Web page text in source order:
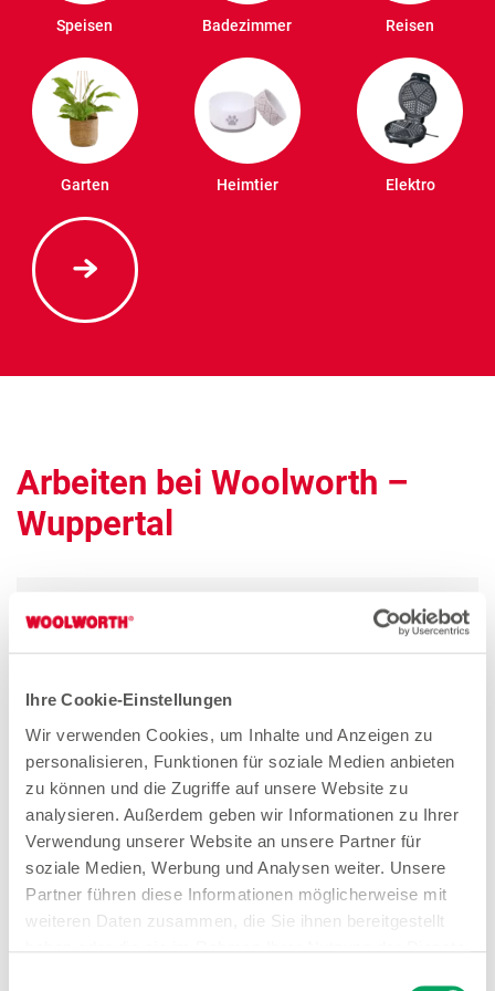
Ihre Cookie-Einstellungen
Wir verwenden Cookies, um Inhalte und Anzeigen zu
personalisieren, Funktionen für soziale Medien anbieten
zu können und die Zugriffe auf unsere Website zu
analysieren. Außerdem geben wir Informationen zu Ihrer
Verwendung unserer Website an unsere Partner für
soziale Medien, Werbung und Analysen weiter. Unsere
Partner führen diese Informationen möglicherweise mit
weiteren Daten zusammen, die Sie ihnen bereitgestellt
Speisen Badezimmer Reisen
Garten Heimtier Elektro
Arbeiten bei Woolworth –
Wuppertal
Quereinsteiger Verkauf Teilzeit (gn*)
Zum Stellenangebot
Verkäuferin Teilzeit (gn*)
Zum Stellenangebot